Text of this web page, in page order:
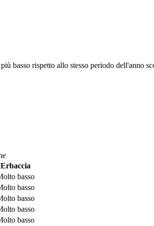
basso rispetto allo stesso periodo dell'anno
Erbaccia
basso
basso
basso
basso
basso